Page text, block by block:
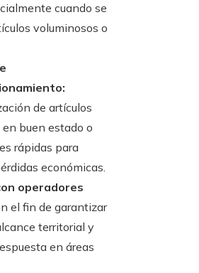
cuando se
voluminosos o
de artículos
buen estado o
rápidas para
económicas.
operadores
el fin de garantizar
territorial y
en áreas